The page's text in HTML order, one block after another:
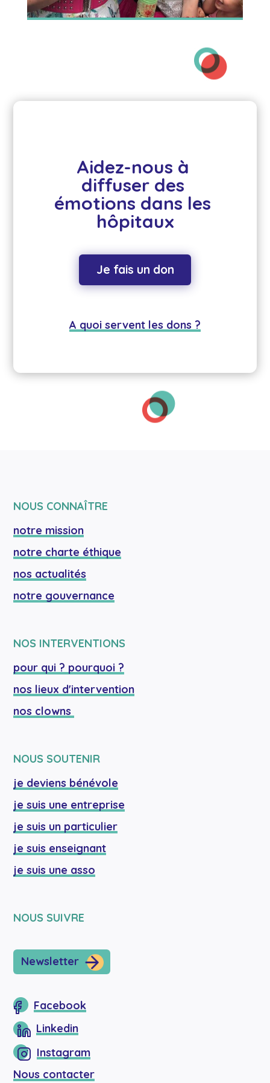
Aidez-nous à
diffuser des
émotions dans les
hôpitaux
Je fais un don
A quoi servent les dons ?
NOUS CONNAÎTRE
notre mission
notre charte éthique
nos actualités
notre gouvernance
NOS INTERVENTIONS
pour qui ? pourquoi ?
nos lieux d'intervention
nos clowns
NOUS SOUTENIR
je deviens bénévole
je suis une entreprise
je suis un particulier
je suis enseignant
je suis une asso
NOUS SUIVRE
Newsletter
Facebook
Linkedin
Instagram
Nous contacter